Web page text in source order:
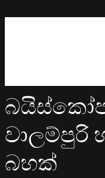
වාලම්පුරි
බහක්